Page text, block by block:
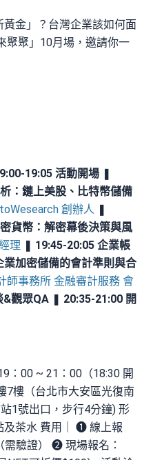
金」？台灣企業該如何面
聚聚」10月場，邀請你一
19:05 活動開場 ❚
：鏈上美股、比特幣儲備
創辦人 ❚
貨幣：解密幕後決策與風
理 ❚ 19:45-20:05 企業帳
加密儲備的會計準則與合
師事務所 金融審計服務 會
&觀眾QA ❚ 20:35-21:00 開
：00 ~ 21：00（18:30 開
7樓（台北市大安區光復南
1號出口，步行4分鐘) 形
及茶水 費用｜ ➊ 線上報
驗證） ➋ 現場報名：